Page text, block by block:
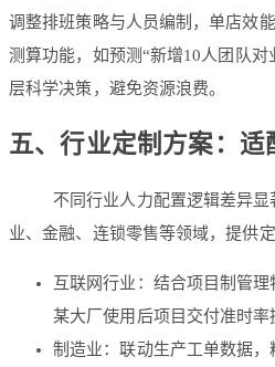
调整排班策略与人员编制，单店效
测算功能，如预测“新增10人团队
层科学决策，避免资源浪费。
五、行业定制方案：适
不同行业人力配置逻辑差异显
业、金融、连锁零售等领域，提供
互联网行业 ：结合项目制管理
某大厂使用后项目交付准时率
制造业：联动生产工单数据